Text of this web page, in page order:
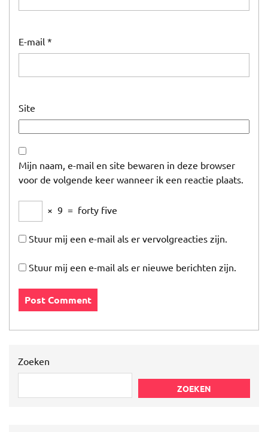
E-mail *
Site
Mijn naam, e-mail en site bewaren in deze browser
voor de volgende keer wanneer ik een reactie plaats.
× 9 = forty five
Stuur mij een e-mail als er vervolgreacties zijn.
Stuur mij een e-mail als er nieuwe berichten zijn.
Zoeken
ZOEKEN